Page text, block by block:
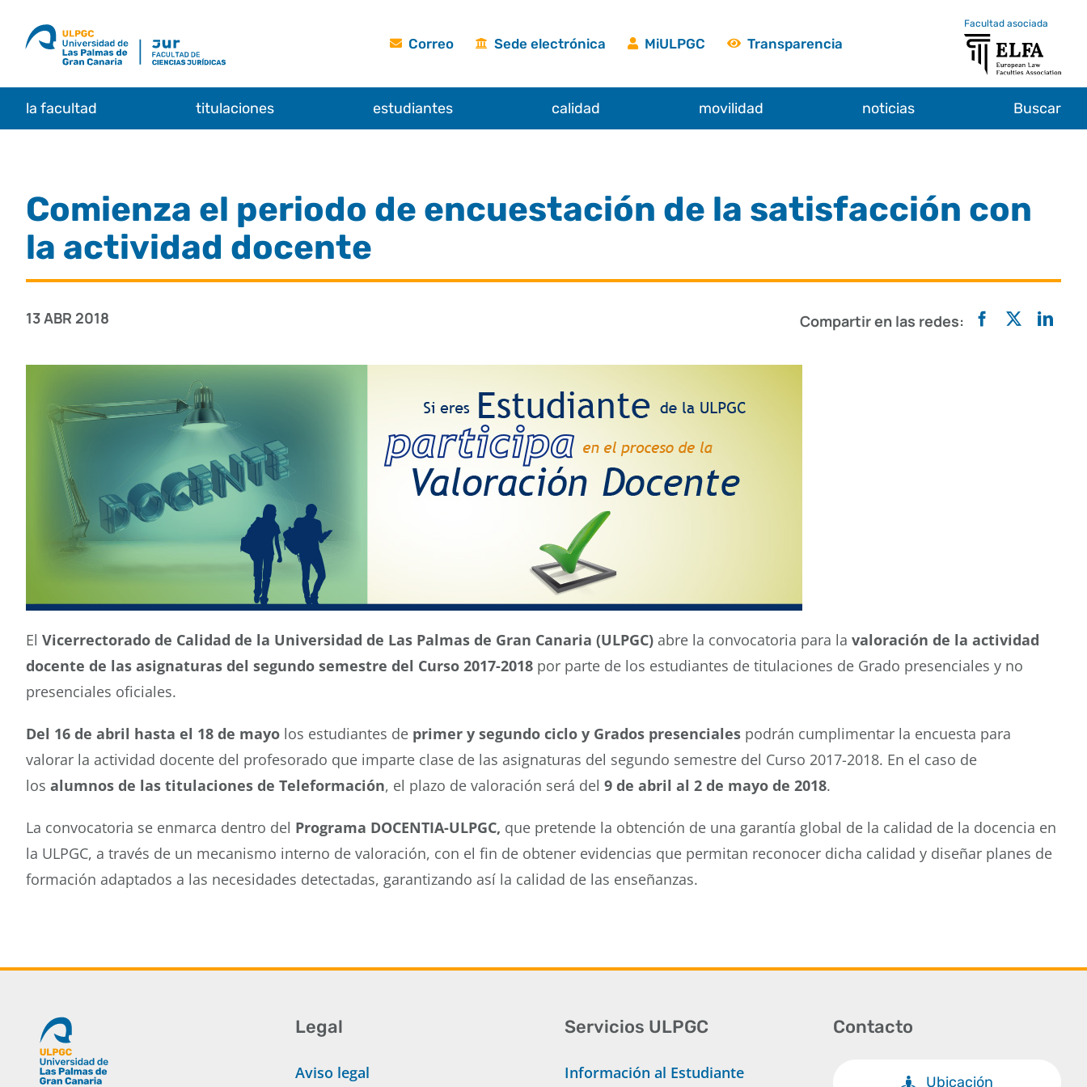
contenido
Correo Sede electrónica MiULPGC Transparencia
Facultad asociada
la facultad titulaciones estudiantes calidad movilidad noticias Buscar
Comienza el periodo de encuestación de la satisfacción con
la actividad docente
13 ABR 2018 Compartir en las redes:
El Vicerrectorado de Calidad de la Universidad de Las Palmas de Gran Canaria (ULPGC)abre la convocatoria para la valoración de la actividad
docente de las asignaturas del segundo semestre del Curso 2017-2018por parte de los estudiantes de titulaciones de Grado presenciales y no
presenciales oficiales.
Del 16 de abril hasta el 18 de mayolos estudiantes de primer y segundo ciclo y Grados presenciales podrán cumplimentar la encuesta para
valorar la actividad docente del profesorado que imparte clase de las asignaturas del segundo semestre del Curso 2017-2018. En el caso de
los alumnos de las titulaciones de Teleformación, el plazo de valoración será del 9 de abril al 2 de mayo de 2018.
La convocatoria se enmarca dentro del Programa DOCENTIA-ULPGC, que pretende la obtención de una garantía global de la calidad de la docencia en
la ULPGC, a través de un mecanismo interno de valoración, con el fin de obtener evidencias que permitan reconocer dicha calidad y diseñar planes de
formación adaptados a las necesidades detectadas, garantizando así la calidad de las enseñanzas.
Legal
Aviso legal
Servicios ULPGC
Información al Estudiante
Contacto
Ubicación